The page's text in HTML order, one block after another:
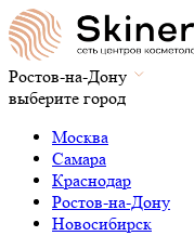
Ростов-на-Дону
выберите город
Москва
Самара
Краснодар
Ростов-на-Дону
Новосибирск